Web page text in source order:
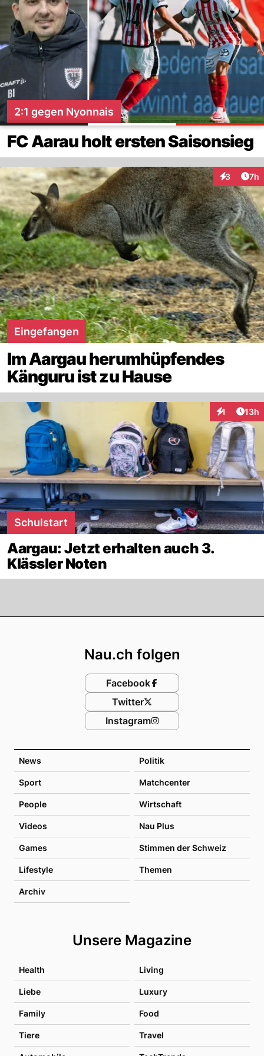
2:1 gegen Nyonnais
FC Aarau holt ersten Saisonsieg
3 7h
Eingefangen
Im Aargau herumhüpfendes
Känguru ist zu Hause
1 13h
Schulstart
Aargau: Jetzt erhalten auch 3.
Klässler Noten
News Politik
Sport Matchcenter
People Wirtschaft
Videos Nau Plus
Games Stimmen der Schweiz
Lifestyle Themen
Archiv
Unsere Magazine
Health Living
Liebe Luxury
Family Food
Tiere Travel
Nau.ch folgen
Facebook
Twitter
Instagram